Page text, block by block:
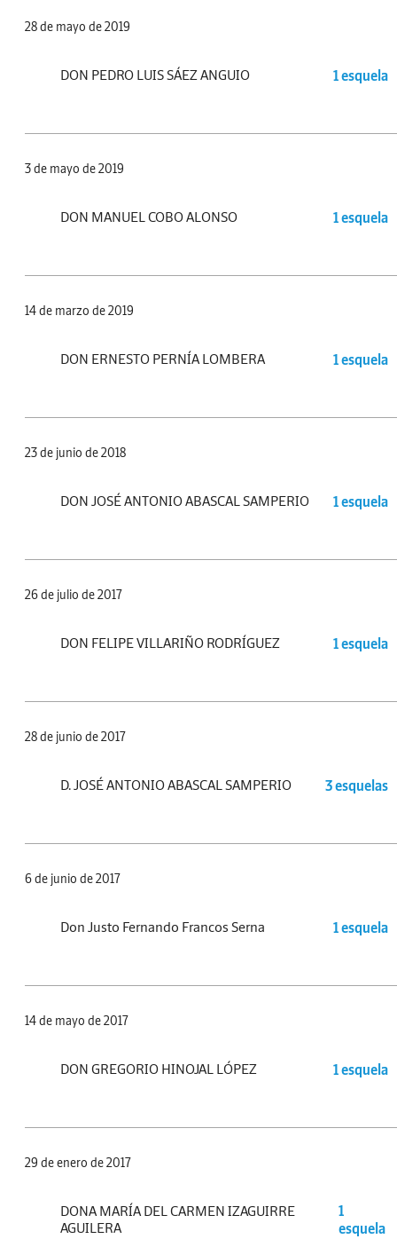
28 de mayo de 2019
DON PEDRO LUIS SÁEZ ANGUIO 1 esquela
3 de mayo de 2019
DON MANUEL COBO ALONSO 1 esquela
14 de marzo de 2019
DON ERNESTO PERNÍA LOMBERA 1 esquela
23 de junio de 2018
DON JOSÉ ANTONIO ABASCAL SAMPERIO 1 esquela
26 de julio de 2017
DON FELIPE VILLARIÑO RODRÍGUEZ 1 esquela
28 de junio de 2017
D. JOSÉ ANTONIO ABASCAL SAMPERIO 3 esquelas
6 de junio de 2017
Don Justo Fernando Francos Serna 1 esquela
14 de mayo de 2017
DON GREGORIO HINOJAL LÓPEZ 1 esquela
29 de enero de 2017
DONA MARÍA DEL CARMEN IZAGUIRRE
AGUILERA
1
esquela